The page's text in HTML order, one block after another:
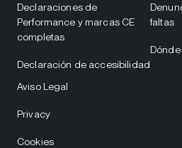
Declaraciones de
Performance y marcas CE
completas
Declaración de accesibilidad
faltas
Aviso Legal
Privacy
Cookies